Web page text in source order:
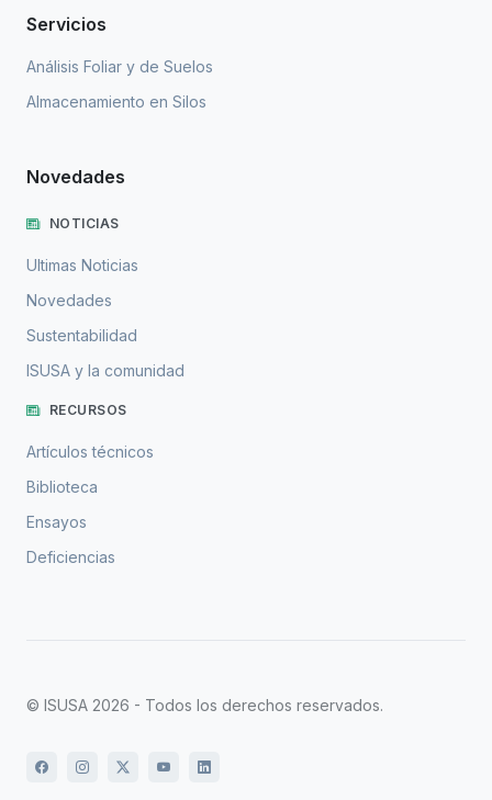
Servicios
Análisis Foliar y de Suelos
Almacenamiento en Silos
Novedades
NOTICIAS
Ultimas Noticias
Novedades
Sustentabilidad
ISUSA y la comunidad
RECURSOS
Artículos técnicos
Biblioteca
Ensayos
Deficiencias
© ISUSA 2026 - Todos los derechos reservados.